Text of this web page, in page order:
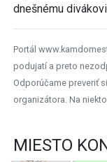
dnešnému
Portál
podujatí a preto
Odporúčame preveriť
organizátora. Na
MIESTO